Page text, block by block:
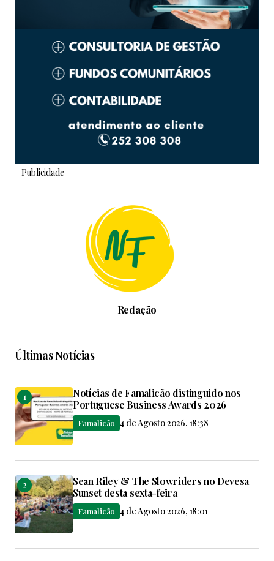
– Publicidade –
Redação
Últimas Notícias
Notícias de Famalicão distinguido nos
Portuguese Business Awards 2026
Famalicão 4 de Agosto 2026, 18:38
Sean Riley & The Slowriders no Devesa
Sunset desta sexta-feira
Famalicão 4 de Agosto 2026, 18:01